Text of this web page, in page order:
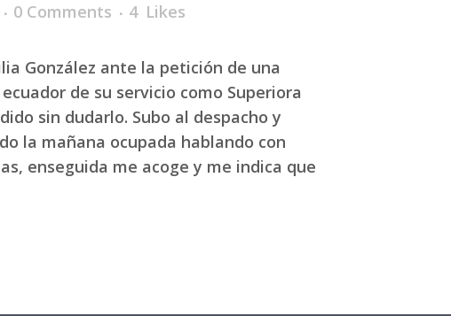
0 Comments 4 Likes
González ante la petición de una
de su servicio como Superiora
sin dudarlo. Subo al despacho y
la mañana ocupada hablando con
enseguida me acoge y me indica que